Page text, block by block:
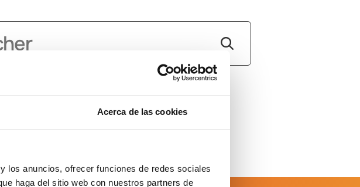
Acerca de las cookies
los anuncios, ofrecer funciones de redes sociales
haga del sitio web con nuestros partners de